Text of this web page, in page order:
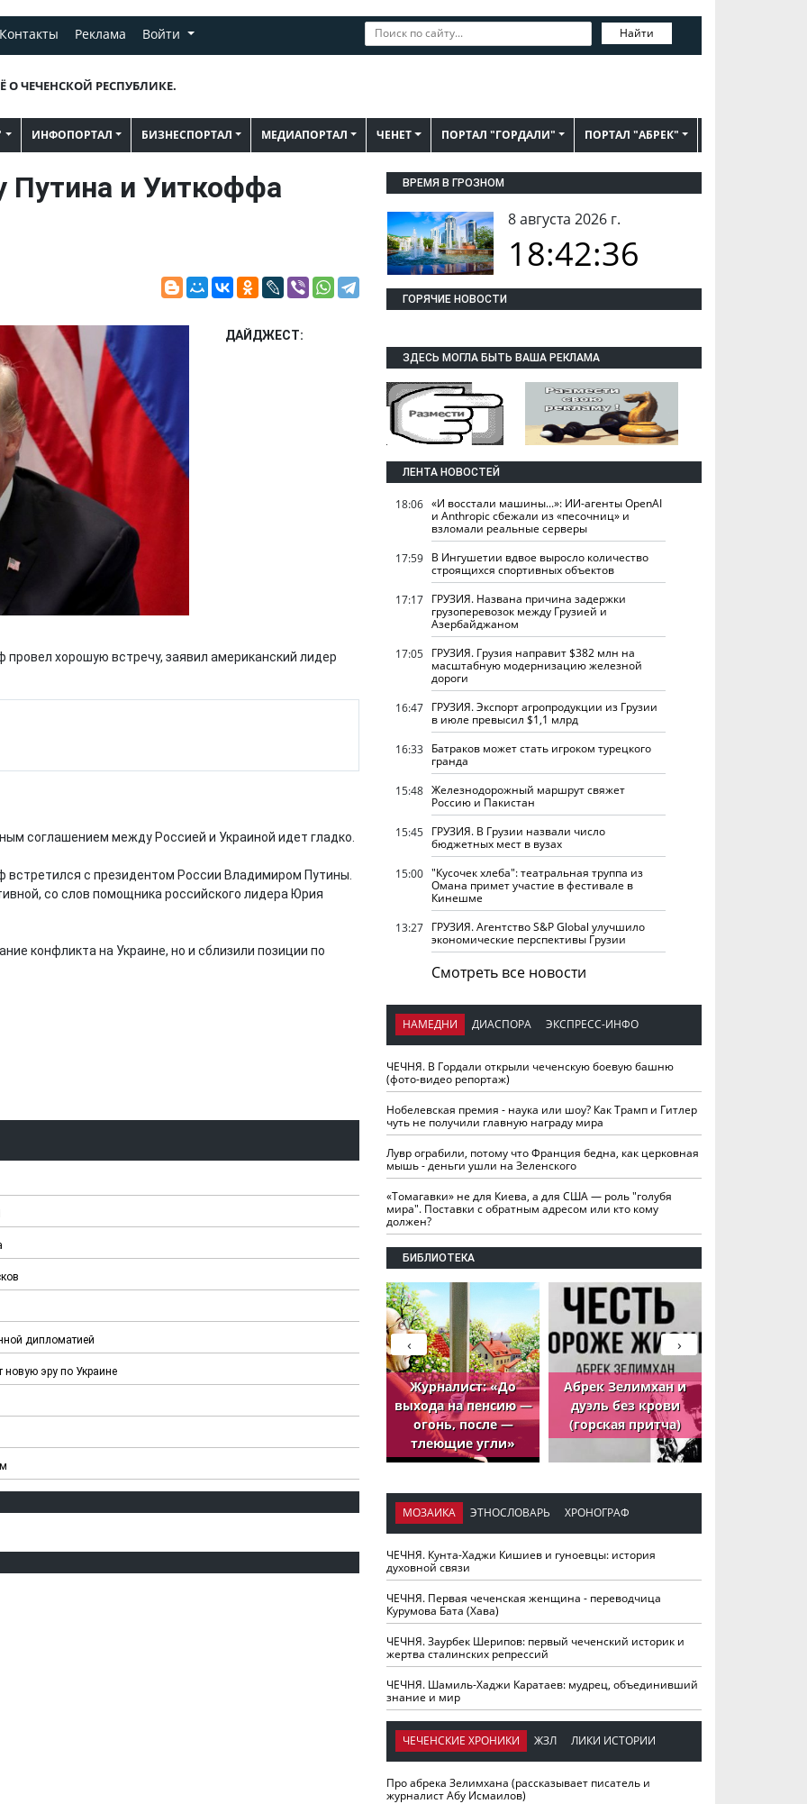
Контакты Реклама Войти Найти
О ЧЕЧЕНСКОЙ РЕСПУБЛИКЕ.
ИНФОПОРТАЛ БИЗНЕСПОРТАЛ МЕДИАПОРТАЛ ЧЕНЕТ ПОРТАЛ "ГОРДАЛИ" ПОРТАЛ "АБРЕК"
Путина и Уиткоффа
ДАЙДЖЕСТ:
хорошую встречу, заявил американский лидер
соглашением между Россией и Украиной идет гладко.
с президентом России Владимиром Путины.
со слов помощника российского лидера Юрия
конфликта на Украине, но и сблизили позиции по
дипломатией
новую эру по Украине
ВРЕМЯ В ГРОЗНОМ
8 августа 2026 г.
18:42:37
ГОРЯЧИЕ НОВОСТИ
ЗДЕСЬ МОГЛА БЫТЬ ВАША РЕКЛАМА
ЛЕНТА НОВОСТЕЙ
18:06 «И восстали машины...»: ИИ-агенты OpenAI
и Anthropic сбежали из «песочниц» и
взломали реальные серверы
17:59 В Ингушетии вдвое выросло количество
строящихся спортивных объектов
17:17 ГРУЗИЯ. Названа причина задержки
грузоперевозок между Грузией и
Азербайджаном
17:05 ГРУЗИЯ. Грузия направит $382 млн на
масштабную модернизацию железной
дороги
16:47 ГРУЗИЯ. Экспорт агропродукции из Грузии
в июле превысил $1,1 млрд
16:33 Батраков может стать игроком турецкого
гранда
15:48 Железнодорожный маршрут свяжет
Россию и Пакистан
15:45 ГРУЗИЯ. В Грузии назвали число
бюджетных мест в вузах
15:00 "Кусочек хлеба": театральная труппа из
Омана примет участие в фестивале в
Кинешме
13:27 ГРУЗИЯ. Агентство S&P Global улучшило
экономические перспективы Грузии
Смотреть все новости
НАМЕДНИ ДИАСПОРА ЭКСПРЕСС-ИНФО
ЧЕЧНЯ. В Гордали открыли чеченскую боевую башню
(фото-видео репортаж)
Нобелевская премия - наука или шоу? Как Трамп и Гитлер
чуть не получили главную награду мира
Лувр ограбили, потому что Франция бедна, как церковная
мышь - деньги ушли на Зеленского
«Томагавки» не для Киева, а для США — роль "голубя
мира". Поставки с обратным адресом или кто кому
должен?
БИБЛИОТЕКА
ЧЕЧНЯ. Обарг Варин
ЧЕЧНЯ. Хьаьжин
Журналист: «До
выхода на пенсию —
огонь, после —
тлеющие угли»
Абрек Зелимхан и
дуэль без крови
(горская притча)
›
‹
МОЗАИКА ЭТНОСЛОВАРЬ ХРОНОГРАФ
ЧЕЧНЯ. Кунта-Хаджи Кишиев и гуноевцы: история
духовной связи
ЧЕЧНЯ. Первая чеченская женщина - переводчица
Курумова Бата (Хава)
ЧЕЧНЯ. Заурбек Шерипов: первый чеченский историк и
жертва сталинских репрессий
ЧЕЧНЯ. Шамиль-Хаджи Каратаев: мудрец, объединивший
знание и мир
ЧЕЧЕНСКИЕ ХРОНИКИ ЖЗЛ ЛИКИ ИСТОРИИ
Про абрека Зелимхана (рассказывает писатель и
журналист Абу Исмаилов)